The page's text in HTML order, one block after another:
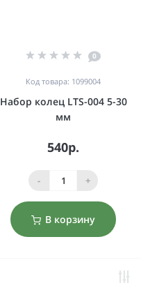
0
Код товара: 1099004
Набор колец LTS-004 5-30
мм
540р.
- +
В корзину